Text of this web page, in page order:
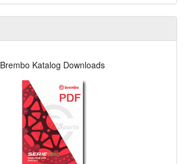
Brembo Katalog Downloads